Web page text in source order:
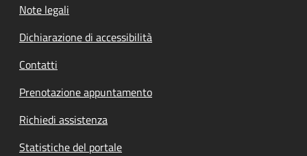
Note legali
Dichiarazione di accessibilità
Contatti
Prenotazione appuntamento
Richiedi assistenza
Statistiche del portale